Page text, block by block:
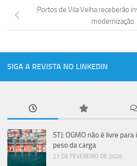
Portos de Vila Velha receberão
modernização
SIGA A REVISTA NO LINKEDIN
STJ: OGMO não é livre
peso da carga
21 DE FEVEREIRO DE 2026